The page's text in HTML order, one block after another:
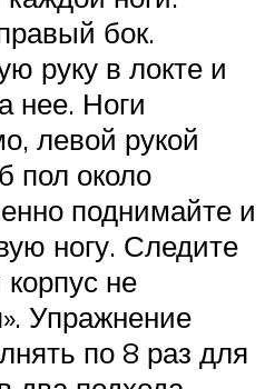
бок.
руку в локте и
нее. Ноги
левой рукой
пол около
поднимайте и
ногу. Следите
не
Упражнение
по 8 раз для